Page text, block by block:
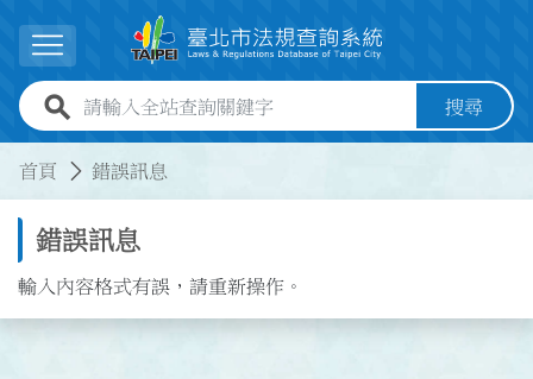
展開選單
全站查詢關鍵字欄位 搜尋
首頁 錯誤訊息
錯誤訊息
輸入內容格式有誤，請重新操作。